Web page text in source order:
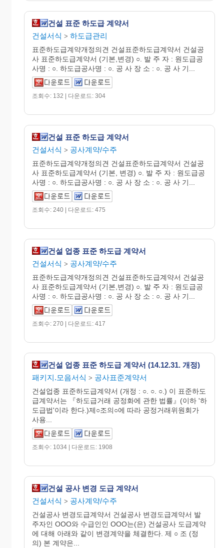
건설 표준 하도급 계약서
건설서식 > 하도급관리
표준하도급계약개정의견 건설표준하도급계약서 건설공
사 표준하도급계약서 (기본,변경) ○. 발 주 자 : 원도급공
사명 : ○. 하도급공사명 : ○. 공 사 장 소 : ○. 공 사 기...
조회수: 132 | 다운로드: 304
건설 표준 하도급 계약서
건설서식 > 공사계약/수주
표준하도급계약개정의견 건설표준하도급계약서 건설공
사 표준하도급계약서 (기본, 변경) ○. 발 주 자 : 원도급공
사명 : ○. 하도급공사명 : ○. 공 사 장 소 : ○. 공 사 기...
조회수: 240 | 다운로드: 475
건설 업종 표준 하도급 계약서
건설서식 > 공사계약/수주
표준하도급계약개정의견 건설표준하도급계약서 건설공
사 표준하도급계약서 (기본,변경) ○. 발 주 자 : 원도급공
사명 : ○. 하도급공사명 : ○. 공 사 장 소 : ○. 공 사 기...
조회수: 270 | 다운로드: 417
건설 업종 표준 하도급 계약서 (14.12.31. 개정)
패키지.모음서식 > 공사표준계약서
건설업종 표준하도급계약서 (개정 : ○. ○. ○.) 이 표준하도
급계약서는 『하도급거래 공정화에 관한 법률』(이하 '하
도급법'이라 한다.)제○조의○에 따라 공정거래위원회가
사용...
조회수: 1034 | 다운로드: 1908
건설 공사 변경 도급 계약서
건설서식 > 공사계약/수주
건설공사 변경도급계약서 건설공사 변경도급계약서 발
주자인 OOO와 수급인인 OOO는(은) 건설공사 도급계약
에 대해 아래와 같이 변경계약을 체결한다. 제 ○ 조 (정
의) 본 계약은...